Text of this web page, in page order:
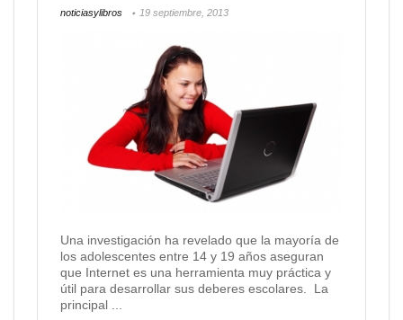
noticiasylibros 19 septiembre, 2013
Una investigación ha revelado que la mayoría de
los adolescentes entre 14 y 19 años aseguran
que Internet es una herramienta muy práctica y
útil para desarrollar sus deberes escolares. La
principal ...